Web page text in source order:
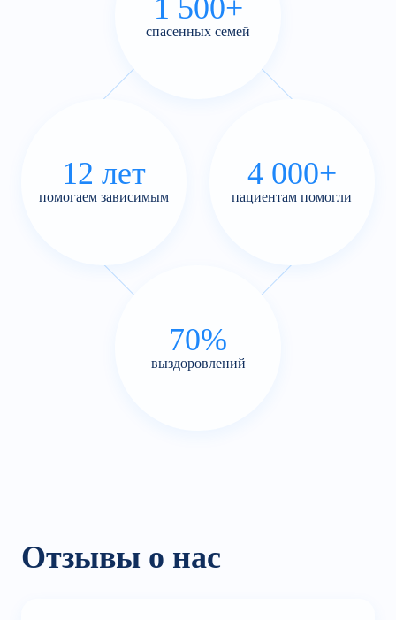
1 500+
спасенных семей
12 лет
помогаем зависимым
4 000+
пациентам помогли
70%
выздоровлений
Отзывы о нас